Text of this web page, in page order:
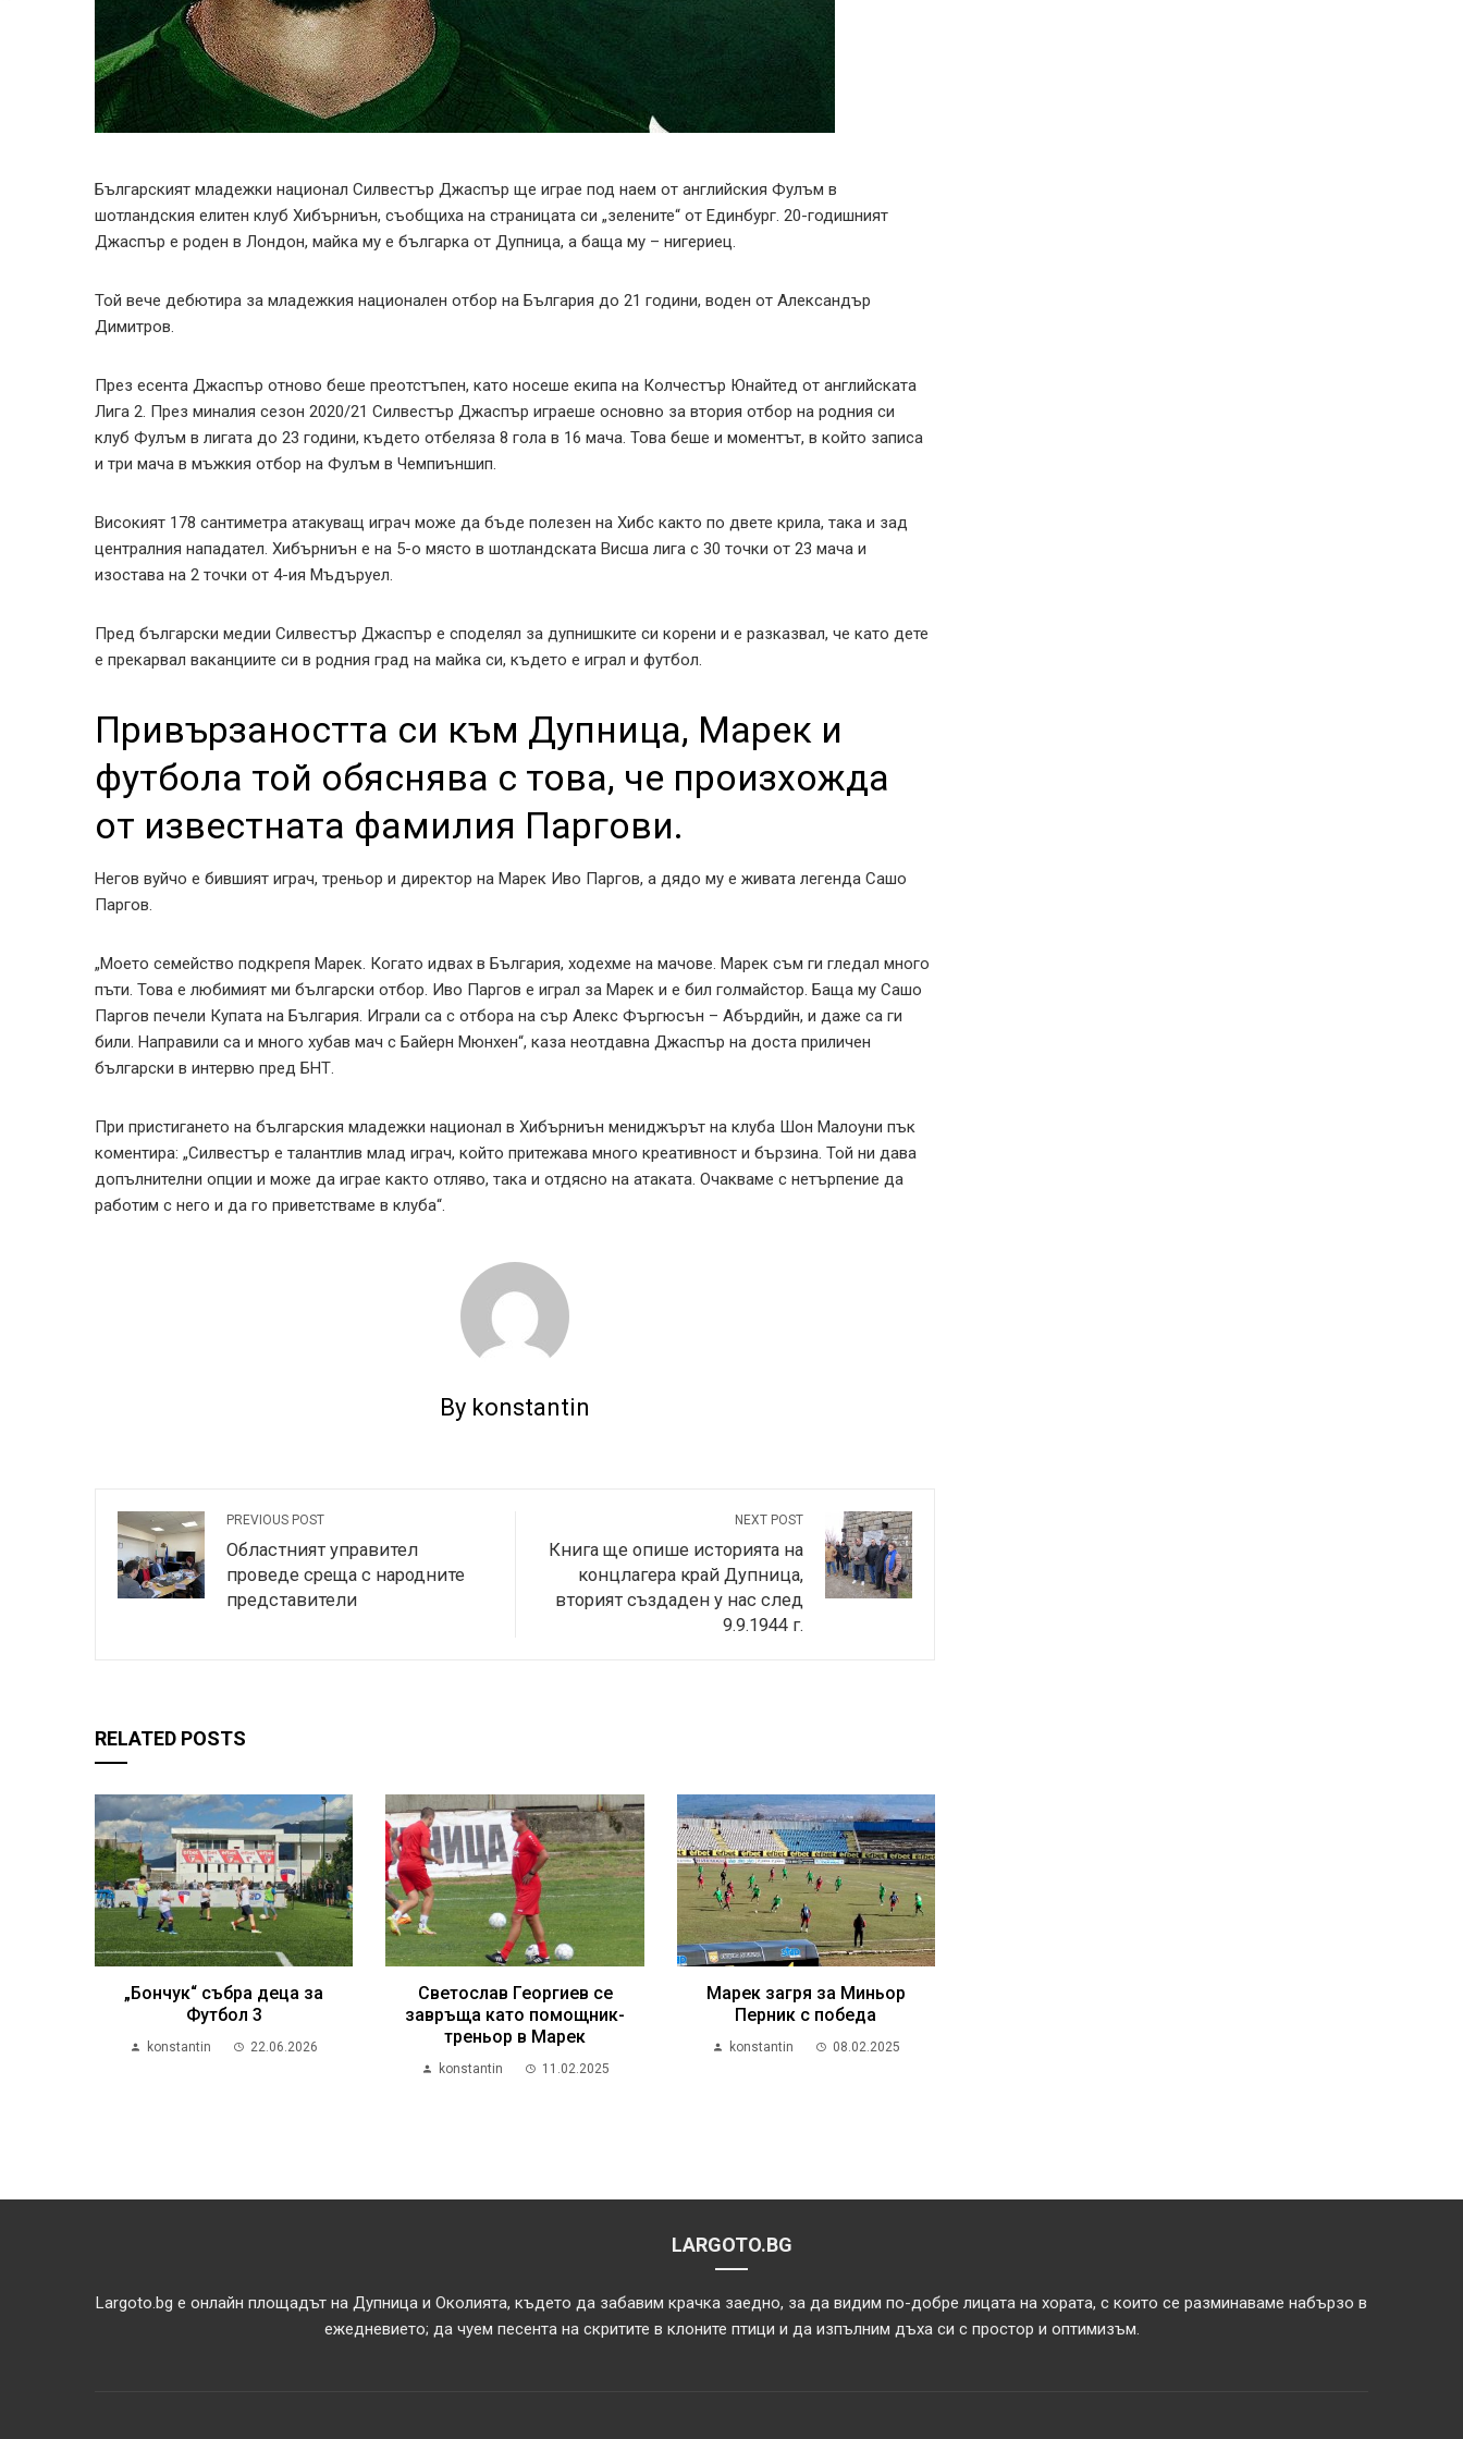
Българският младежки национал Силвестър Джаспър ще играе под наем от английския Фулъм в
шотландския елитен клуб Хибърниън, съобщиха на страницата си „зелените“ от Единбург. 20-годишният
Джаспър е роден в Лондон, майка му е българка от Дупница, а баща му – нигериец.
Той вече дебютира за младежкия национален отбор на България до 21 години, воден от Александър
Димитров.
През есента Джаспър отново беше преотстъпен, като носеше екипа на Колчестър Юнайтед от английската
Лига 2. През миналия сезон 2020/21 Силвестър Джаспър играеше основно за втория отбор на родния си
клуб Фулъм в лигата до 23 години, където отбеляза 8 гола в 16 мача. Това беше и моментът, в който записа
и три мача в мъжкия отбор на Фулъм в Чемпиъншип.
Високият 178 сантиметра атакуващ играч може да бъде полезен на Хибс както по двете крила, така и зад
централния нападател. Хибърниън е на 5-о място в шотландската Висша лига с 30 точки от 23 мача и
изостава на 2 точки от 4-ия Мъдъруел.
Пред български медии Силвестър Джаспър е споделял за дупнишките си корени и е разказвал, че като дете
е прекарвал ваканциите си в родния град на майка си, където е играл и футбол.
Привързаността си към Дупница, Марек и
футбола той обяснява с това, че произхожда
от известната фамилия Паргови.
Негов вуйчо е бившият играч, треньор и директор на Марек Иво Паргов, а дядо му е живата легенда Сашо
Паргов.
„Моето семейство подкрепя Марек. Когато идвах в България, ходехме на мачове. Марек съм ги гледал много
пъти. Това е любимият ми български отбор. Иво Паргов е играл за Марек и е бил голмайстор. Баща му Сашо
Паргов печели Купата на България. Играли са с отбора на сър Алекс Фъргюсън – Абърдийн, и даже са ги
били. Направили са и много хубав мач с Байерн Мюнхен“, каза неотдавна Джаспър на доста приличен
български в интервю пред БНТ.
При пристигането на българския младежки национал в Хибърниън мениджърът на клуба Шон Малоуни пък
коментира: „Силвестър е талантлив млад играч, който притежава много креативност и бързина. Той ни дава
допълнителни опции и може да играе както отляво, така и отдясно на атаката. Очакваме с нетърпение да
работим с него и да го приветстваме в клуба“.
By konstantin
PREVIOUS POST
Областният управител
проведе среща с народните
представители
NEXT POST
Книга ще опише историята на
концлагера край Дупница,
вторият създаден у нас след
9.9.1944 г.
RELATED POSTS
„Бончук“ събра деца за
Футбол 3
konstantin 22.06.2026
Светослав Георгиев се
завръща като помощник-
треньор в Марек
konstantin 11.02.2025
Марек загря за Миньор
Перник с победа
konstantin 08.02.2025
LARGOTO.BG
Largoto.bg е онлайн площадът на Дупница и Околията, където да забавим крачка заедно, за да видим по-добре лицата на хората, с които се разминаваме набързо в
ежедневието; да чуем песента на скритите в клоните птици и да изпълним дъха си с простор и оптимизъм.